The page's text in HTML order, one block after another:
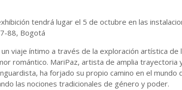
tendrá lugar el 5 de octubre en las
88, Bogotá
viaje íntimo a través de la exploración artística de
romántico. MariPaz, artista de amplia trayectoria
ha forjado su propio camino en el mundo
las nociones tradicionales de género y poder.